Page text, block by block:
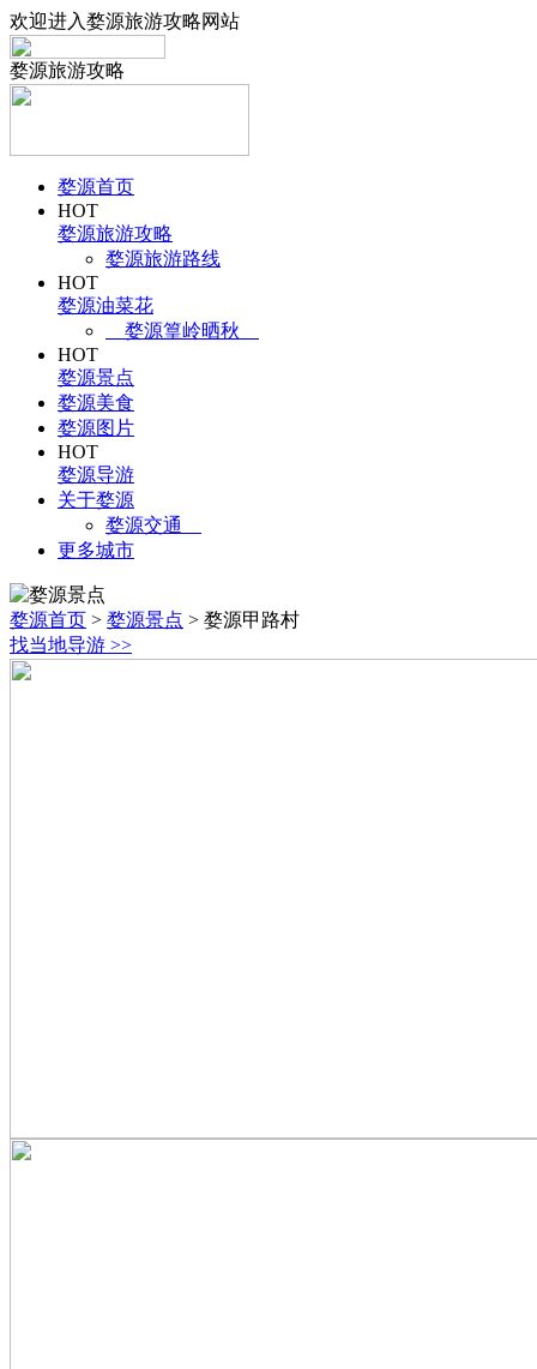
欢迎进入婺源旅游攻略网站
婺源旅游攻略
婺源首页
HOT
婺源旅游攻略
婺源旅游路线
HOT
婺源油菜花
婺源篁岭晒秋
HOT
婺源景点
婺源美食
婺源图片
HOT
婺源导游
关于婺源
婺源交通
更多城市
婺源首页 > 婺源景点 > 婺源甲路村
找当地导游 >>